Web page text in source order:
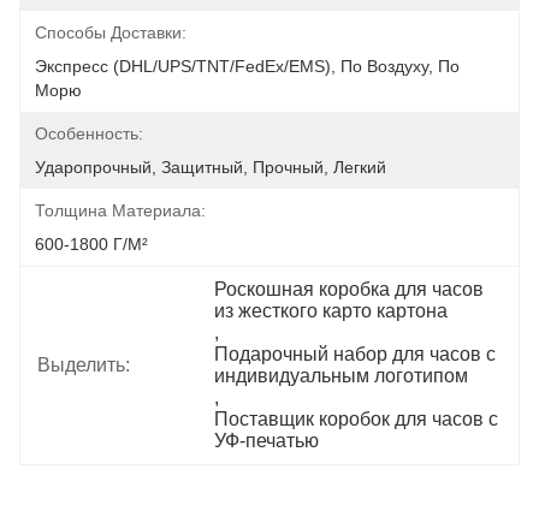
Способы Доставки:
Экспресс (DHL/UPS/TNT/FedEx/EMS), По Воздуху, По
Морю
Особенность:
Ударопрочный, Защитный, Прочный, Легкий
Толщина Материала:
600-1800 Г/м²
Выделить:
Роскошная коробка для часов
из жесткого карто картона
,
Подарочный набор для часов с
индивидуальным логотипом
,
Поставщик коробок для часов с
УФ-печатью